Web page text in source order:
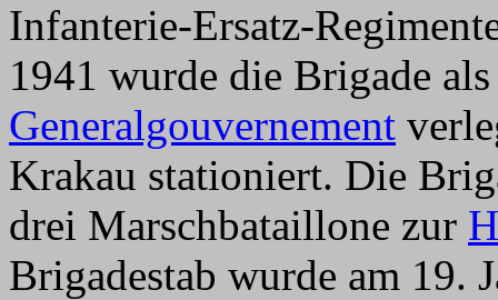
Infanterie-Ersatz-
1941 wurde die Brigade
Generalgouvernement
Krakau stationiert. Die
drei Marschbataillone zur
Brigadestab wurde am 19.